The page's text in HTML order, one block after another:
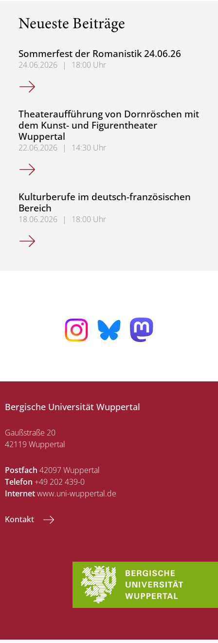
Neueste Beiträge
Sommerfest der Romanistik 24.06.26
24.06.2026 |
18:00 Uhr
Sommerfest der Romanistik 24.06.26
Theateraufführung von Dornröschen mit
dem Kunst- und Figurentheater
Wuppertal
22.06.2026 |
14:30 Uhr
Theateraufführung von Dornröschen mit dem Kunst-
Kulturberufe im deutsch-französischen
Bereich
18.06.2026 |
18:00 Uhr
Kulturberufe im deutsch-französischen Bereich
Bergische Universität Wuppertal
Gaußstraße 20
42119 Wuppertal
Postfach 42097 Wuppertal
Telefon +49 202 439-0
Internetwww.uni-wuppertal.de
Kontakt